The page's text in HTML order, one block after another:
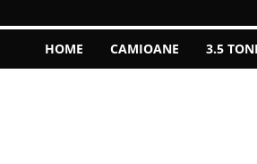
HOME CAMIOANE 3.5